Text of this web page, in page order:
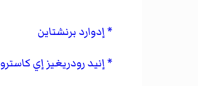
إدوارد برنشتاين
إنيد رودريغيز إي كاسترو